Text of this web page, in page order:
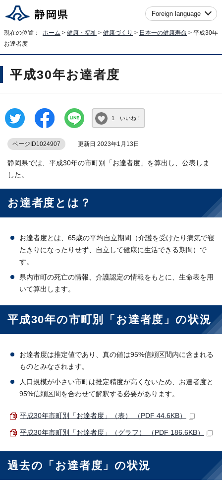
Foreign language
現在の位置： ホーム > 健康・福祉 > 健康づくり > 日本一の健康寿命 > 平成30年
お達者度
平成30年お達者度
1 いいね！
ページID1024907 更新日 2023年1月13日
静岡県では、平成30年の市町別「お達者度」を算出し、公表しま
した。
お達者度とは？
お達者度とは、65歳の平均自立期間（介護を受けたり病気で寝
たきりになったりせず、自立して健康に生活できる期間）で
す。
県内市町の死亡の情報、介護認定の情報をもとに、生命表を用
いて算出します。
平成30年の市町別「お達者度」の状況
お達者度は推定値であり、真の値は95%信頼区間内に含まれる
ものとみなされます。
人口規模が小さい市町は推定精度が高くないため、お達者度と
95%信頼区間を合わせて解釈する必要があります。
平成30年市町別「お達者度」（表） （PDF 44.6KB）
平成30年市町別「お達者度」（グラフ） （PDF 186.6KB）
過去の「お達者度」の状況